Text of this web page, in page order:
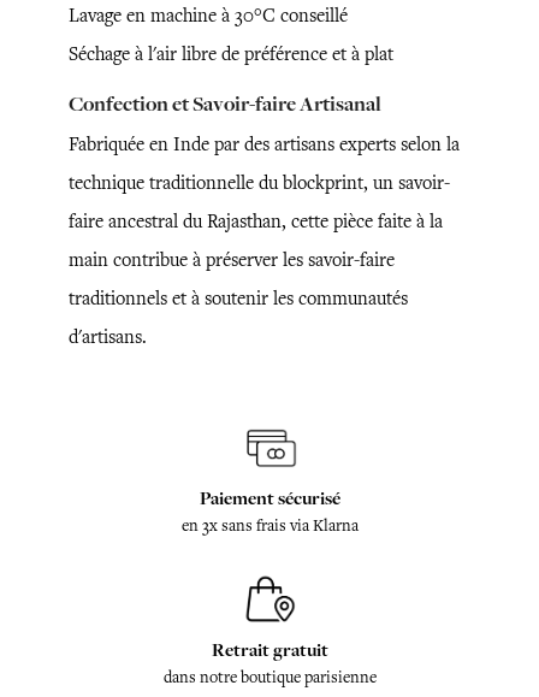
Lavage en machine à 30°C conseillé
Séchage à l'air libre de préférence et à plat
Confection et Savoir-faire Artisanal
Fabriquée en Inde par des artisans experts selon la
technique traditionnelle du blockprint, un savoir-
faire ancestral du Rajasthan, cette pièce faite à la
main contribue à préserver les savoir-faire
traditionnels et à soutenir les communautés
d'artisans.
Paiement sécurisé
en 3x sans frais via Klarna
Retrait gratuit
dans notre boutique parisienne